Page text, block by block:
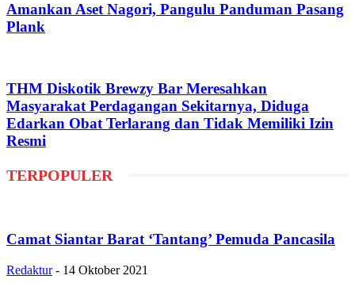
Amankan Aset Nagori, Pangulu Panduman Pasang
Plank
THM Diskotik Brewzy Bar Meresahkan
Masyarakat Perdagangan Sekitarnya, Diduga
Edarkan Obat Terlarang dan Tidak Memiliki Izin
Resmi
TERPOPULER
Camat Siantar Barat ‘Tantang’ Pemuda Pancasila
Redaktur - 14 Oktober 2021